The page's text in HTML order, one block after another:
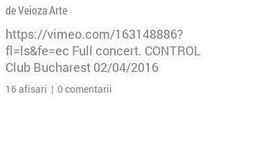
de Veioza Arte
https://vimeo.com/163148886?
fl=ls&fe=ec Full concert. CONTROL
Club Bucharest 02/04/2016
16 afisari | 0 comentarii